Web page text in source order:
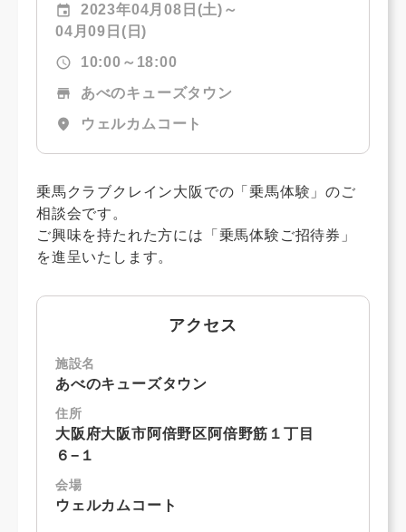
event
2023年04月08日(土)～
04月09日(日)
schedule 10:00～18:00
store あべのキューズタウン
location_on ウェルカムコート
乗馬クラブクレイン大阪での「乗馬体験」のご
相談会です。
ご興味を持たれた方には「乗馬体験ご招待券」
を進呈いたします。
アクセス
施設名
あべのキューズタウン
住所
大阪府大阪市阿倍野区阿倍野筋１丁目
６−１
会場
ウェルカムコート